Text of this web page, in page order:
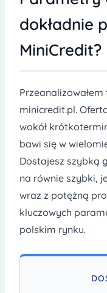
dokładnie
MiniCredit?
minicredit.pl.
wokół
bawi się w
Dostajesz szybką
na równie szybki,
wraz z potężną
kluczowych
polskim rynku.